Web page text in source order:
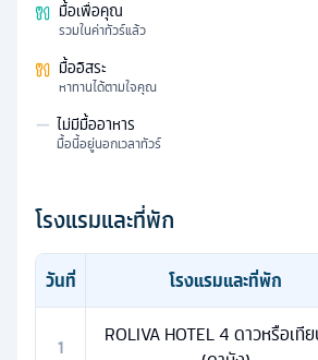
มื้อเพื่อคุณ
รวมในค่าทัวร์แล้ว
มื้ออิสระ
หาทานได้ตามใจคุณ
— ไม่มีมื้ออาหาร
มื้อนี้อยู่นอกเวลาทัวร์
โรงแรมและที่พัก
วันที่ โรงแรมและที่พัก
1
ROLIVA HOTEL 4 ดาวหรือเทีย